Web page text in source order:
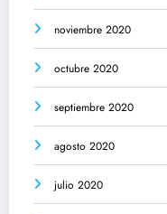
noviembre 2020
octubre 2020
septiembre 2020
agosto 2020
julio 2020